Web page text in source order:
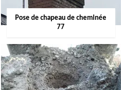
Pose de chapeau de cheminée
77